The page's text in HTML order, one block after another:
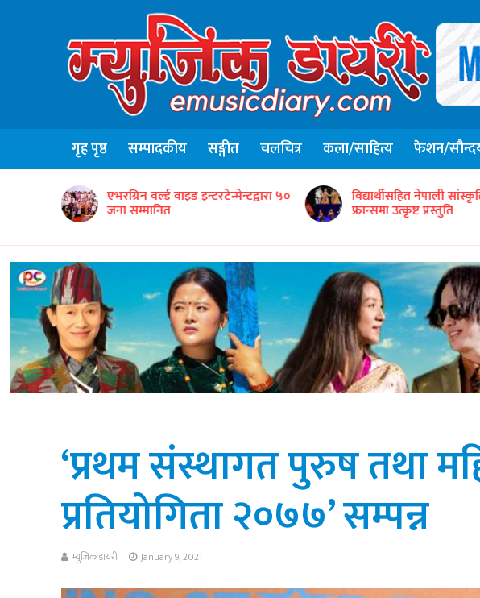
गृह पृष्ठ सम्पादकीय सङ्गीत चलचित्र कला/साहित्य फेशन/
विद्यार्थीसहित नेपाली सांस्कृतिक टोलीको
फ्रान्समा उत्कृष्ट प्रस्तुति
गीतकार भट्टराईको
‘तिजको रन्को’
‘प्रथम संस्थागत पुरुष तथा
प्रतियोगिता २०७७’ सम्पन्न
म्युजिक डायरी January 9, 2021